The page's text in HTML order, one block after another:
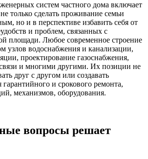
систем частного дома включает
только сделать проживание семьи
но и в перспективе избавить себя от
и проблем, связанных с
площади. Любое современное строение
узлов водоснабжения и канализации,
проектирование газоснабжения,
и многими другими. Их позиции не
друг с другом или создавать
гарантийного и срокового ремонта,
механизмов, оборудования.
вопросы решает